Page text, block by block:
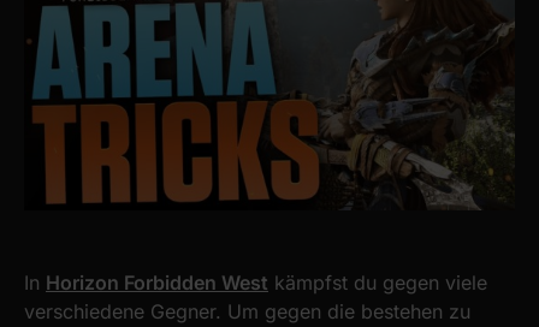
In Horizon Forbidden West kämpfst du gegen viele
verschiedene Gegner. Um gegen die bestehen zu